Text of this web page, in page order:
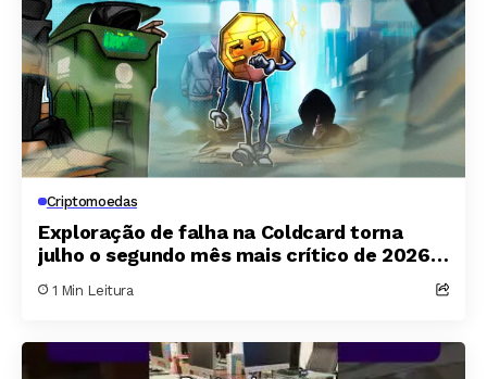
Criptomoedas
Exploração de falha na Coldcard torna
julho o segundo mês mais crítico de 2026
1 Min Leitura